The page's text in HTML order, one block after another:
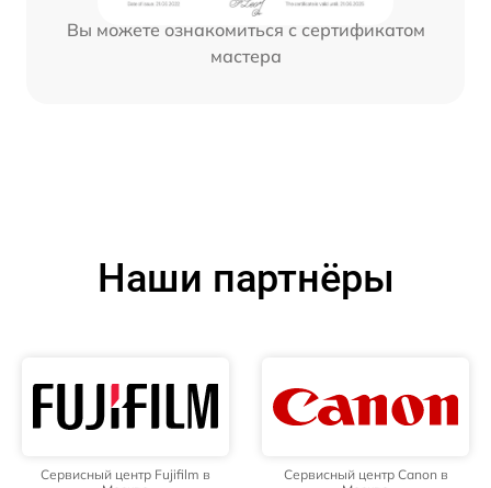
Вы можете ознакомиться с сертификатом
мастера
Наши партнёры
Сервисный центр Fujifilm в
Сервисный центр Canon в